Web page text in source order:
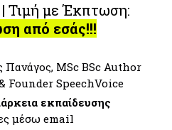
| Τιμή με Έκπτωση:
από εσάς!!!
Πανάγος, MSc BSc Author
Founder SpeechVoice
εκπαίδευσης
μέσω email